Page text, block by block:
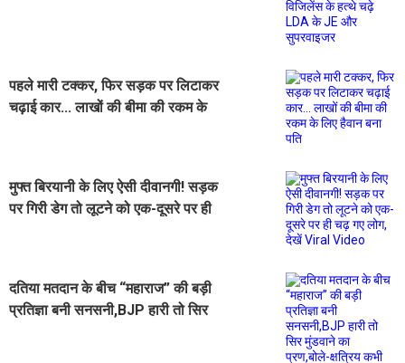
पहले मारी टक्कर, फिर सड़क पर लिटाकर
चढ़ाई कार... लाखों की बीमा की रकम के
मुफ्त बिरयानी के लिए ऐसी दीवानगी! सड़क
पर गिरी डेग तो लूटने को एक-दूसरे पर ही
दतिया मतदान के बीच “महाराज” की बड़ी
प्रतिज्ञा बनी सनसनी,BJP हारी तो सिर